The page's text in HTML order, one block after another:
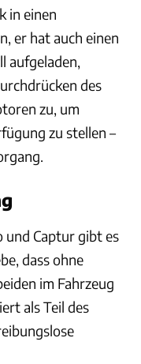
in einen
er hat auch einen
aufgeladen,
des
zu, um
zu stellen –
und Captur gibt es
dass ohne
im Fahrzeug
als Teil des